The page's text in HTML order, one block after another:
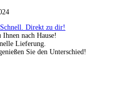
nach Hause!
Lieferung.
Sie den Unterschied!